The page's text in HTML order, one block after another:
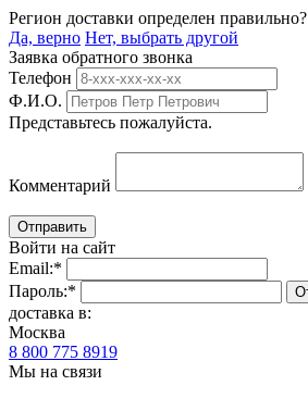
Регион доставки определен правильно?
Да, верно Нет, выбрать другой
Заявка обратного звонка
Телефон
Ф.И.О.
Представьтесь пожалуйста.
Комментарий
Войти на сайт
Email:*
Пароль:*
доставка в:
Москва
8 800 775 8919
Мы на связи